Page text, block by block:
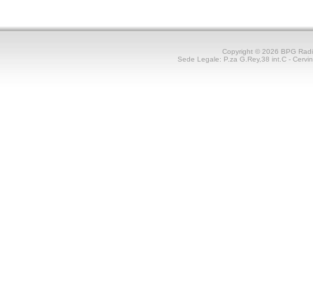
Copyright © 2026 BPG
Sede Legale: P.za G.Rey,38 int.C -